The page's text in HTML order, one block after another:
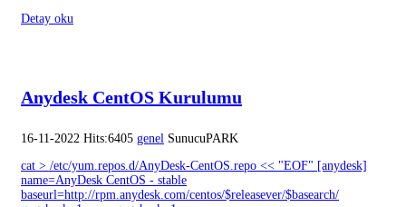
Detay oku
Anydesk CentOS Kurulumu
16-11-2022 Hits:6405 genel SunucuPARK
cat > /etc/yum.repos.d/AnyDesk-CentOS.repo << "EOF" [anydesk]
name=AnyDesk CentOS - stable
baseurl=http://rpm.anydesk.com/centos/$releasever/$basearch/